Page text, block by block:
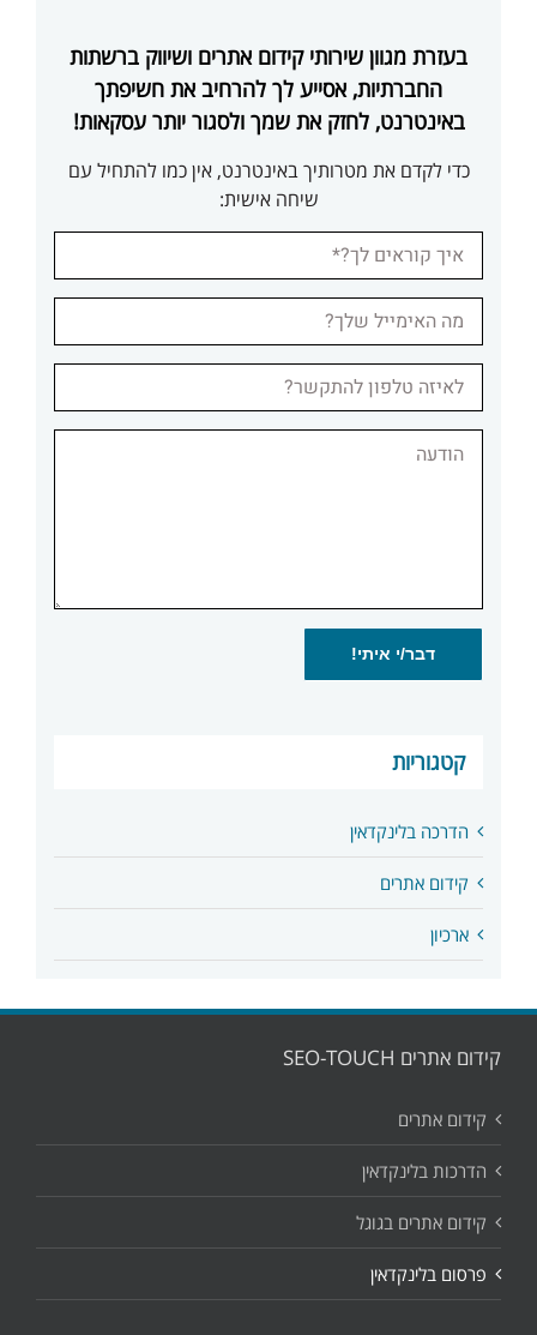
בעזרת מגוון שירותי קידום אתרים ושיווק ברשתות
החברתיות, אסייע לך להרחיב את חשיפתך
באינטרנט, לחזק את שמך ולסגור יותר עסקאות!
כדי לקדם את מטרותיך באינטרנט, אין כמו להתחיל עם
שיחה אישית:
קטגוריות
הדרכה בלינקדאין
קידום אתרים
ארכיון
קידום אתרים SEO-TOUCH
קידום אתרים
הדרכות בלינקדאין
קידום אתרים בגוגל
פרסום בלינקדאין